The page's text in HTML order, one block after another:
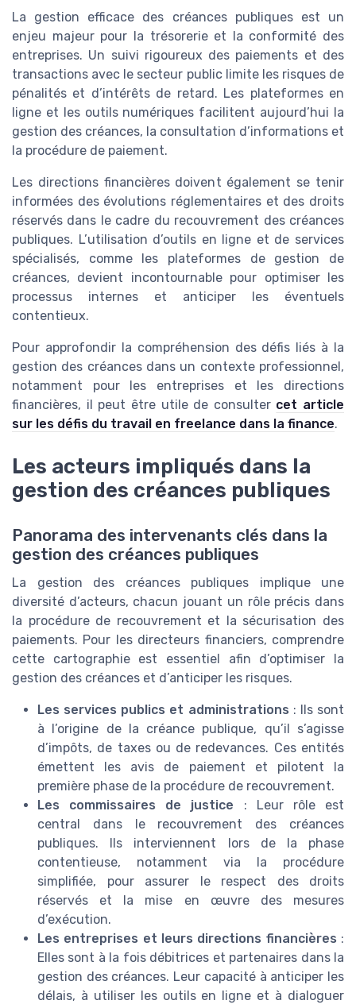
La gestion efficace des créances publiques est un
enjeu majeur pour la trésorerie et la conformité des
entreprises. Un suivi rigoureux des paiements et des
transactions avec le secteur public limite les risques de
pénalités et d’intérêts de retard. Les plateformes en
ligne et les outils numériques facilitent aujourd’hui la
gestion des créances, la consultation d’informations et
la procédure de paiement.
Les directions financières doivent également se tenir
informées des évolutions réglementaires et des droits
réservés dans le cadre du recouvrement des créances
publiques. L’utilisation d’outils en ligne et de services
spécialisés, comme les plateformes de gestion de
créances, devient incontournable pour optimiser les
processus internes et anticiper les éventuels
contentieux.
Pour approfondir la compréhension des défis liés à la
gestion des créances dans un contexte professionnel,
notamment pour les entreprises et les directions
financières, il peut être utile de consulter cet article
sur les défis du travail en freelance dans la finance.
Les acteurs impliqués dans la
gestion des créances publiques
Panorama des intervenants clés dans la
gestion des créances publiques
La gestion des créances publiques implique une
diversité d’acteurs, chacun jouant un rôle précis dans
la procédure de recouvrement et la sécurisation des
paiements. Pour les directeurs financiers, comprendre
cette cartographie est essentiel afin d’optimiser la
gestion des créances et d’anticiper les risques.
Les services publics et administrations : Ils sont
à l’origine de la créance publique, qu’il s’agisse
d’impôts, de taxes ou de redevances. Ces entités
émettent les avis de paiement et pilotent la
première phase de la procédure de recouvrement.
Les commissaires de justice : Leur rôle est
central dans le recouvrement des créances
publiques. Ils interviennent lors de la phase
contentieuse, notamment via la procédure
simplifiée, pour assurer le respect des droits
réservés et la mise en œuvre des mesures
d’exécution.
Les entreprises et leurs directions financières :
Elles sont à la fois débitrices et partenaires dans la
gestion des créances. Leur capacité à anticiper les
délais, à utiliser les outils en ligne et à dialoguer